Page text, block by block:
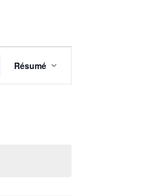
de
Résumé